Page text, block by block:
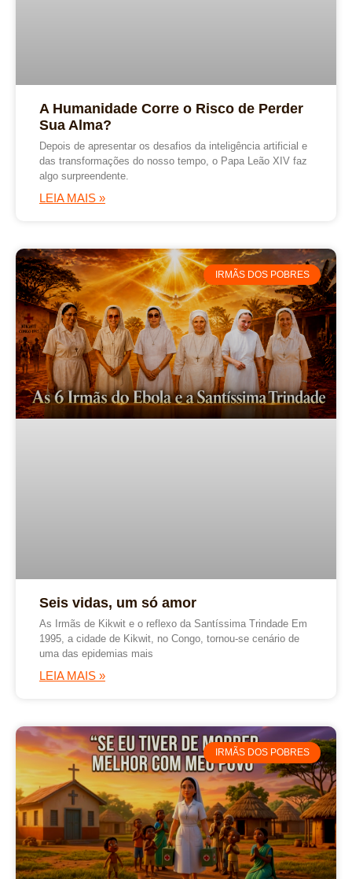
A Humanidade Corre o Risco de Perder
Sua Alma?
Depois de apresentar os desafios da inteligência artificial e
das transformações do nosso tempo, o Papa Leão XIV faz
algo surpreendente.
LEIA MAIS »
IRMÃS DOS POBRES
Seis vidas, um só amor
As Irmãs de Kikwit e o reflexo da Santíssima Trindade Em
1995, a cidade de Kikwit, no Congo, tornou-se cenário de
uma das epidemias mais
LEIA MAIS »
IRMÃS DOS POBRES